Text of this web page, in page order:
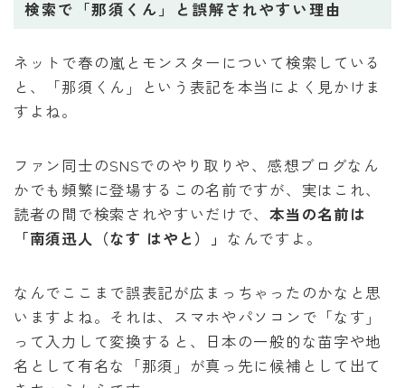
検索で「那須くん」と誤解されやすい理由
ネットで春の嵐とモンスターについて検索している
と、「那須くん」という表記を本当によく見かけま
すよね。
ファン同士のSNSでのやり取りや、感想ブログなん
かでも頻繁に登場するこの名前ですが、実はこれ、
読者の間で検索されやすいだけで、本当の名前は
「南須迅人（なす はやと）」 なんですよ。
なんでここまで誤表記が広まっちゃったのかなと思
いますよね。それは、スマホやパソコンで「なす」
って入力して変換すると、日本の一般的な苗字や地
名として有名な「那須」が真っ先に候補として出て